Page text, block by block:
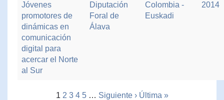
Jóvenes
promotores de
dinámicas en
comunicación
digital para
acercar el Norte
al Sur
Diputación
Foral de
Álava
Colombia -
Euskadi
2014
1 2 3 4 5 … Siguiente › Última »